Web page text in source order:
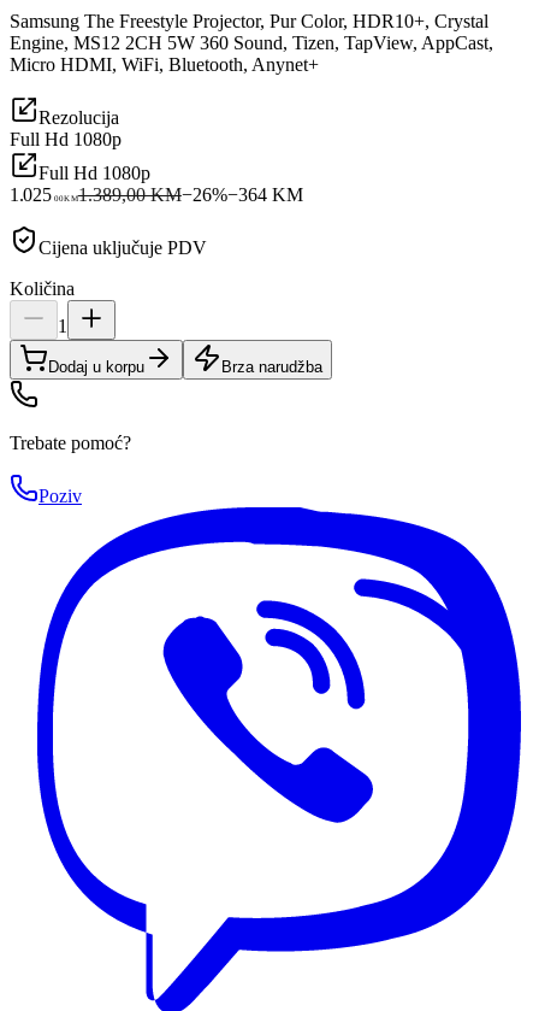
Samsung The Freestyle Projector, Pur Color, HDR10+, Crystal
Engine, MS12 2CH 5W 360 Sound, Tizen, TapView, AppCast,
Micro HDMI, WiFi, Bluetooth, Anynet+
Rezolucija
Full Hd 1080p
Full Hd 1080p
1.025 00KM1.389,00 KM−26%−364KM
Cijena uključuje PDV
Količina
1
Dodaj u korpu Brza narudžba
Trebate pomoć?
Poziv